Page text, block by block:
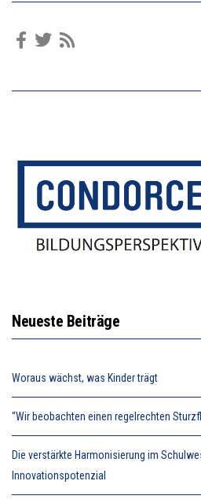
Neueste Beiträge
Woraus wächst, was Kinder trägt
“Wir beobachten einen regelrechten
Die verstärkte Harmonisierung im
Innovationspotenzial